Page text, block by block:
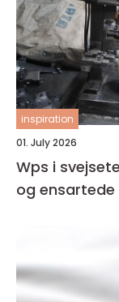
inspiration
01. July 2026
Wps i
og ensartede